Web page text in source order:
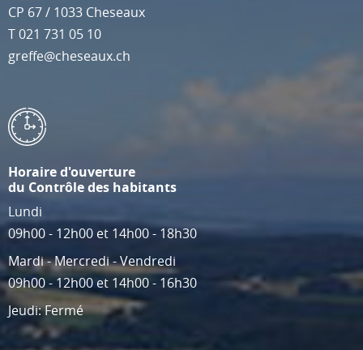
CP 67/ 1033 Cheseaux
T021 731 05 10
greffe@cheseaux.ch
Horaire d'ouverture
du Contrôle des habitants
Lundi
09h00 - 12h00 et 14h00 - 18h30
Mardi - Mercredi - Vendredi
09h00 - 12h00 et 14h00 - 16h30
Jeudi: Fermé